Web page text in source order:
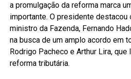
a promulgação da reforma marca
importante. O presidente
ministro da Fazenda, Fernando
na busca de um amplo acordo em
Rodrigo Pacheco e Arthur Lira, que
reforma tributária.